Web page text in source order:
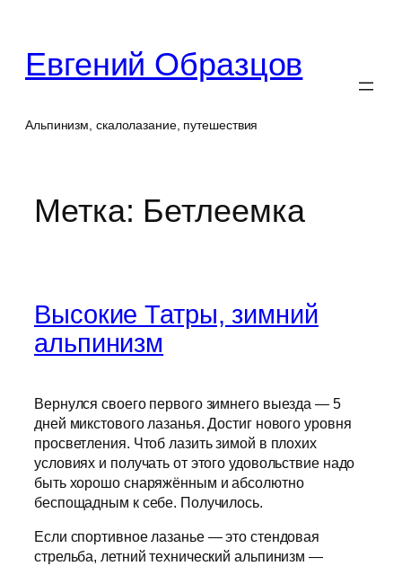
содержимому
Евгений Образцов
Альпинизм, скалолазание, путешествия
Метка: Бетлеемка
Высокие Татры, зимний
альпинизм
Вернулся своего первого зимнего выезда — 5
дней микстового лазанья. Достиг нового уровня
просветления. Чтоб лазить зимой в плохих
условиях и получать от этого удовольствие надо
быть хорошо снаряжённым и абсолютно
беспощадным к себе. Получилось.
Если спортивное лазанье — это стендовая
стрельба, летний технический альпинизм —